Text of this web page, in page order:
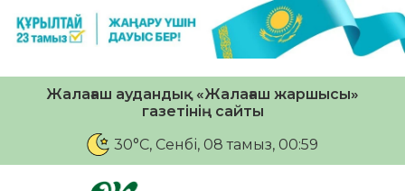
Жалағаш аудандық «Жалағаш жаршысы»
газетінің сайты
30°C, Сенбі, 08 тамыз, 00:59